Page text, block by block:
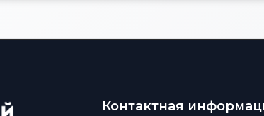
Контактная